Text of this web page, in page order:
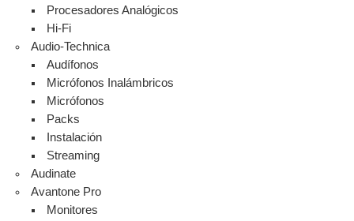
Procesadores Analógicos
Hi-Fi
Audio-Technica
Audífonos
Micrófonos Inalámbricos
Micrófonos
Packs
Instalación
Streaming
Audinate
Avantone Pro
Monitores